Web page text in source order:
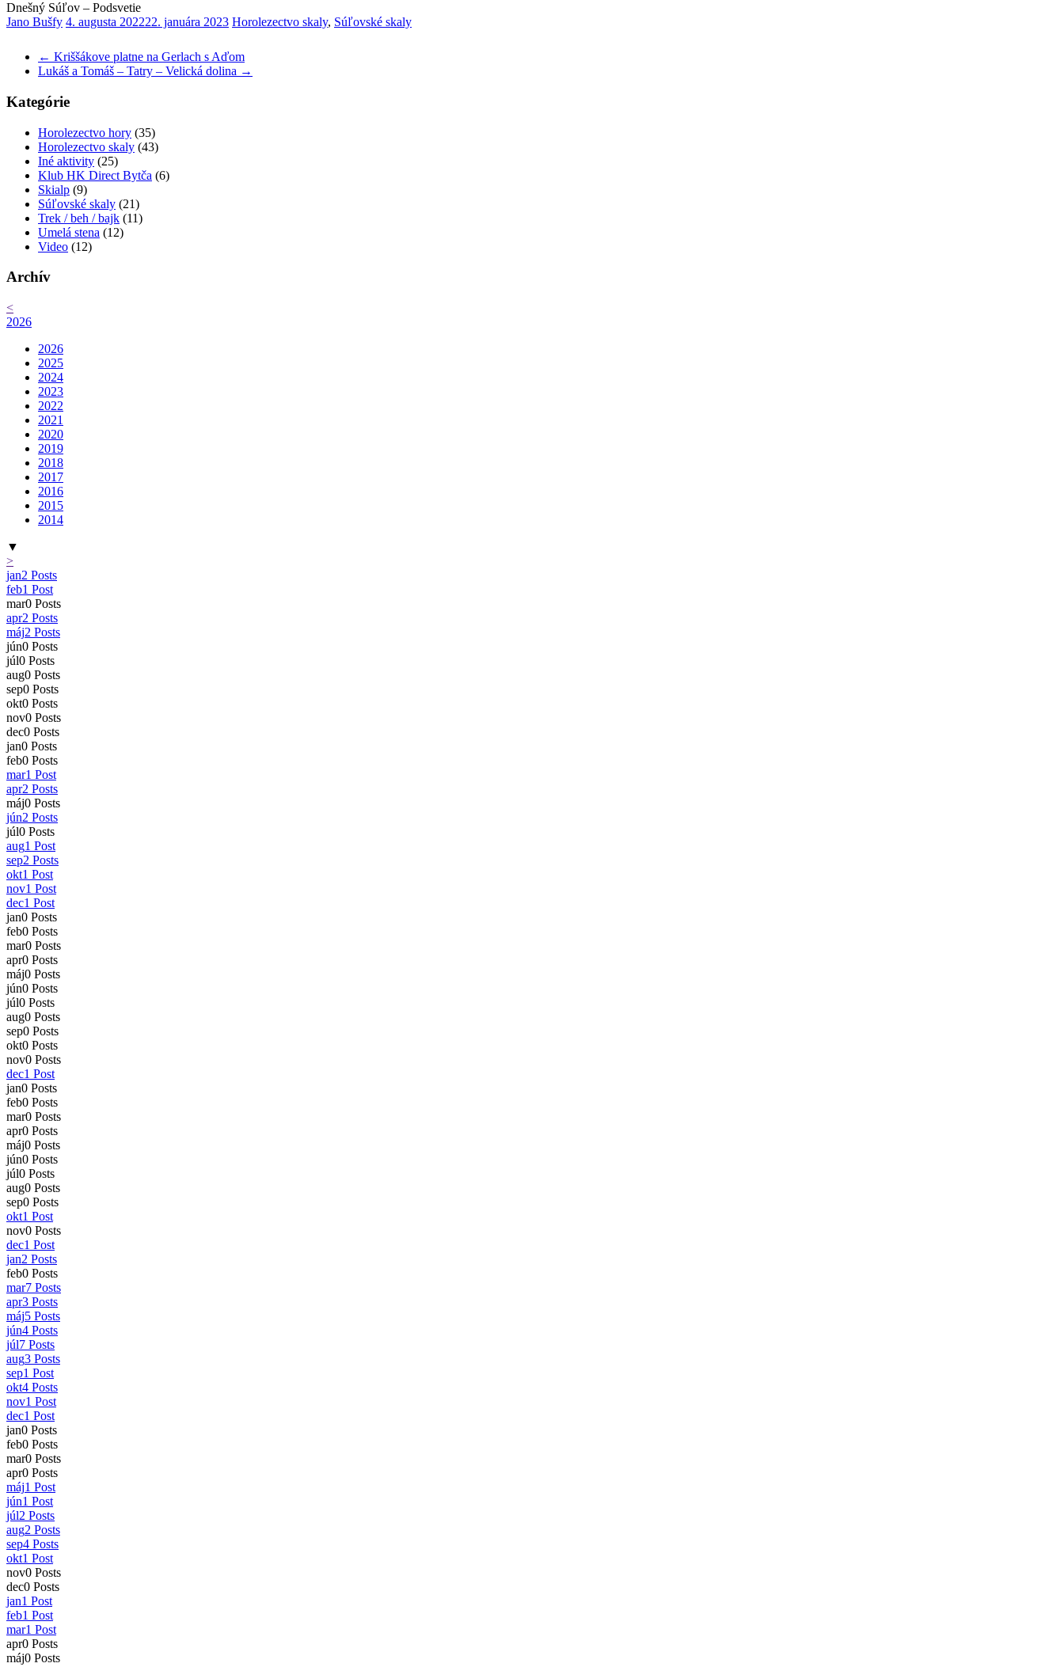
Dnešný Súľov – Podsvetie
Jano Bušfy 4. augusta 202222. januára 2023 Horolezectvo skaly, Súľovské skaly
← Kriššákove platne na Gerlach s Aďom
Lukáš a Tomáš – Tatry – Velická dolina →
Kategórie
Horolezectvo hory (35)
Horolezectvo skaly (43)
Iné aktivity (25)
Klub HK Direct Bytča (6)
Skialp (9)
Súľovské skaly (21)
Trek / beh / bajk (11)
Umelá stena (12)
Video (12)
Archív
<
2026
2026
2025
2024
2023
2022
2021
2020
2019
2018
2017
2016
2015
2014
▼
>
jan2 Posts
feb1 Post
mar0 Posts
apr2 Posts
máj2 Posts
jún0 Posts
júl0 Posts
aug0 Posts
sep0 Posts
okt0 Posts
nov0 Posts
dec0 Posts
jan0 Posts
feb0 Posts
mar1 Post
apr2 Posts
máj0 Posts
jún2 Posts
júl0 Posts
aug1 Post
sep2 Posts
okt1 Post
nov1 Post
dec1 Post
jan0 Posts
feb0 Posts
mar0 Posts
apr0 Posts
máj0 Posts
jún0 Posts
júl0 Posts
aug0 Posts
sep0 Posts
okt0 Posts
nov0 Posts
dec1 Post
jan0 Posts
feb0 Posts
mar0 Posts
apr0 Posts
máj0 Posts
jún0 Posts
júl0 Posts
aug0 Posts
sep0 Posts
okt1 Post
nov0 Posts
dec1 Post
jan2 Posts
feb0 Posts
mar7 Posts
apr3 Posts
máj5 Posts
jún4 Posts
júl7 Posts
aug3 Posts
sep1 Post
okt4 Posts
nov1 Post
dec1 Post
jan0 Posts
feb0 Posts
mar0 Posts
apr0 Posts
máj1 Post
jún1 Post
júl2 Posts
aug2 Posts
sep4 Posts
okt1 Post
nov0 Posts
dec0 Posts
jan1 Post
feb1 Post
mar1 Post
apr0 Posts
máj0 Posts